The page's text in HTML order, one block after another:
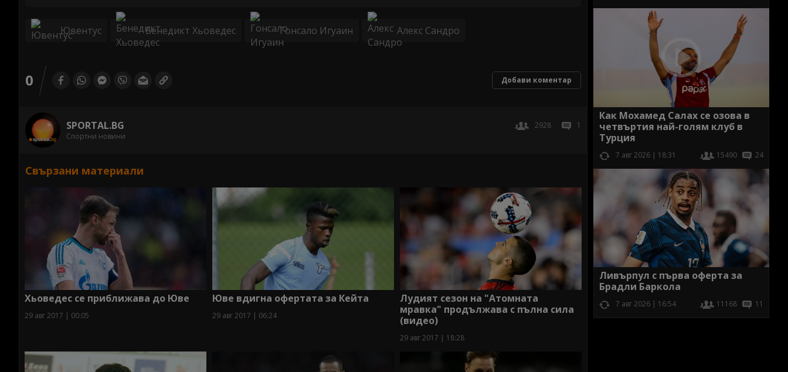
Ювентус Бенедикт Хьоведес Гонсало Игуаин Алекс Сандро
0 Добави коментар
SPORTAL.BG
Спортни новини
2928 1
Свързани материали
Хьоведес се приближава до Юве
29 авг 2017 | 00:05
Юве вдигна офертата за Кейта
29 авг 2017 | 06:24
Лудият сезон на "Атомната
мравка" продължава с пълна сила
(видео)
29 авг 2017 | 18:28
Как Мохамед Салах се озова в
четвъртия най-голям клуб в
Турция
7 авг 2026 | 18:31 15490 24
Ливърпул с първа оферта за
Брадли Баркола
7 авг 2026 | 16:54 11168 11